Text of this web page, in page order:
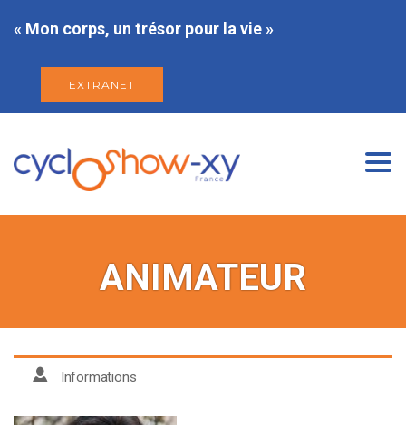
« Mon corps, un trésor pour la vie »
EXTRANET
ANIMATEUR
Informations